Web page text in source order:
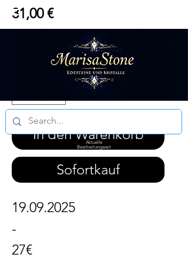
Aktuelle
Bearbeitungszeit
31,00 €Preis
DE 6.99 / Ö 14.99
Anzahl*
In den Warenkorb
Sofortkauf
19.09.2025
-
27€